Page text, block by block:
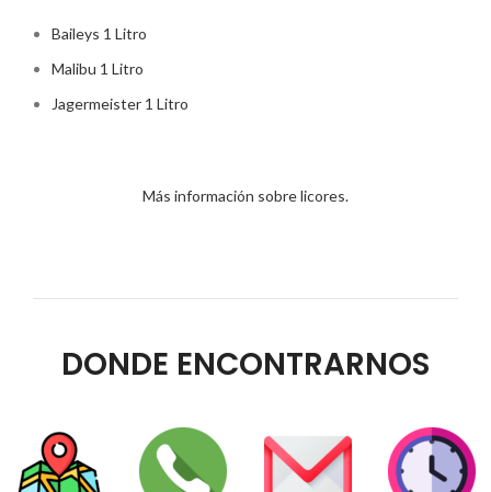
Baileys 1 Litro
Malibu 1 Litro
Jagermeister 1 Litro
Más información sobre licores.
DONDE ENCONTRARNOS